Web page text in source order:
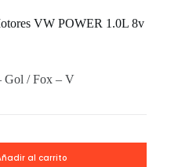
VW POWER 1.0L 8v
Gol / Fox – V
al carrito